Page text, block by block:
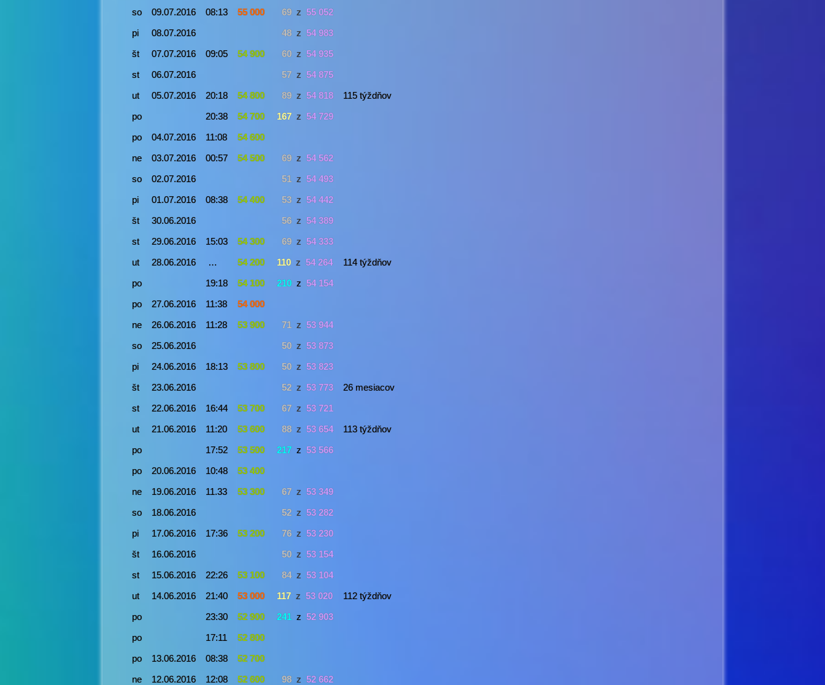
so
09.07.2016 08:13 55 000 69 z 55 052
pi
08.07.2016 48 z 54 983
št
07.07.2016 09:05 54 900 60 z 54 935
st
06.07.2016 57 z 54 875
ut
05.07.2016 20:18 54 800 89 z 54 818
115 týždňov
po
20:38 54 700 167 z 54 729
po
04.07.2016 11:08
54 600
ne
03.07.2016 00:57 54 500 69 z 54 562
so
02.07.2016 51 z 54 493
pi
01.07.2016 08:38 54 400 53 z 54 442
št
30.06.2016 56 z 54 389
st
29.06.2016 15:03 54 300 69 z 54 333
ut
28.06.2016 … 54 200 110 z 54 264
114 týždňov
po
19:18 54 100 210 z 54 154
po
27.06.2016 11:38
54 000
ne
26.06.2016 11:28 53 900 71 z 53 944
so
25.06.2016 50 z 53 873
pi
24.06.2016 18:13 53 800 50 z 53 823
št
23.06.2016 52 z 53 773
26 mesiacov
st
22.06.2016 16:44 53 700 67 z 53 721
ut
21.06.2016 11:20 53 600 88 z 53 654
113 týždňov
po
17:52 53 500 217 z 53 566
po
20.06.2016 10:48
53 400
ne
19.06.2016 11.33 53 300 67 z 53 349
so
18.06.2016 52 z 53 282
pi
17.06.2016 17:36 53 200 76 z 53 230
št
16.06.2016 50 z 53 154
st
15.06.2016 22:26 53 100 84 z 53 104
ut
14.06.2016 21:40 53 000 117 z 53 020
112 týždňov
po
23:30 52 900 241 z 52 903
po
17:11
52 800
po
13.06.2016 08:38
52 700
ne
12.06.2016 12:08 52 600 98 z 52 662